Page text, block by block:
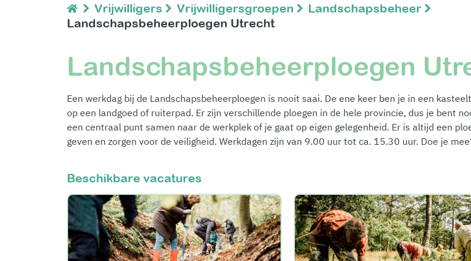
Vrijwilligers Vrijwilligersgroepen
Landschapsbeheer
Landschapsbeheerploegen Utrecht
Landschapsbeheerploegen
Een werkdag bij de Landschapsbeheerploegen is nooit saai. De ene keer ben je in een
op een landgoed of ruiterpad. Er zijn verschillende ploegen in de hele provincie, dus je bent
een centraal punt samen naar de werkplek of je gaat op eigen gelegenheid. Er is altijd een
geven en zorgen voor de veiligheid. Werkdagen zijn van 9.00 uur tot ca. 15.30 uur. Doe je
Beschikbare vacatures